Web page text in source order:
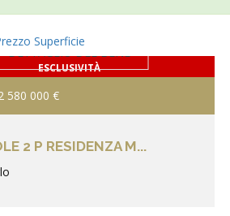
Superficie
ESCLUSIVITÀ
DETTAGLIO DEL BENE
580 000 €
2 P RESIDENZA M...